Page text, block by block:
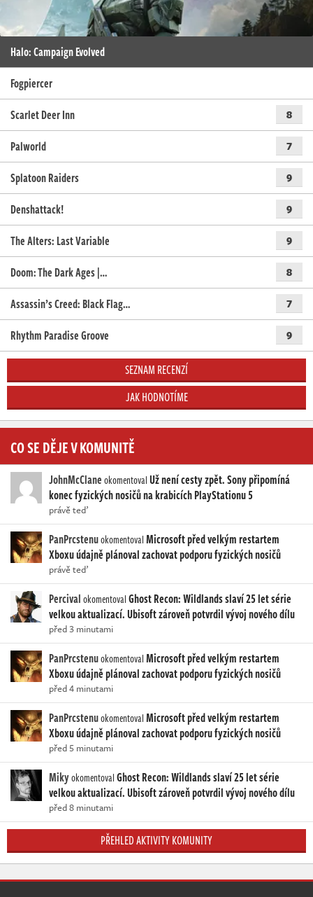
Halo: Campaign Evolved
Fogpiercer
Scarlet Deer Inn
8
Palworld 7
Splatoon Raiders 9
Denshattack! 9
The Alters: Last Variable 9
Doom: The Dark Ages |… 8
Assassin’s Creed: Black Flag… 7
Rhythm Paradise Groove 9
SEZNAM RECENZÍ
JAK HODNOTÍME
CO SE DĚJE V KOMUNITĚ
JohnMcClaneokomentovalUž není cesty zpět. Sony připomíná
konec fyzických nosičů na krabicích PlayStationu 5
právě teď
PanPrcstenuokomentovalMicrosoft před velkým restartem
Xboxu údajně plánoval zachovat podporu fyzických nosičů
právě teď
PercivalokomentovalGhost Recon: Wildlands slaví 25 let série
velkou aktualizací. Ubisoft zároveň potvrdil vývoj nového dílu
před 3 minutami
PanPrcstenuokomentovalMicrosoft před velkým restartem
Xboxu údajně plánoval zachovat podporu fyzických nosičů
před 4 minutami
PanPrcstenuokomentovalMicrosoft před velkým restartem
Xboxu údajně plánoval zachovat podporu fyzických nosičů
před 5 minutami
MikyokomentovalGhost Recon: Wildlands slaví 25 let série
velkou aktualizací. Ubisoft zároveň potvrdil vývoj nového dílu
před 8 minutami
PŘEHLED AKTIVITY KOMUNITY